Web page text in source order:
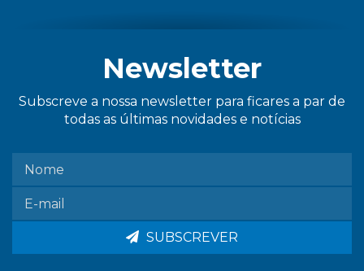
Newsletter
Subscreve a nossa newsletter para ficares a par de
todas as últimas novidades e notícias
SUBSCREVER